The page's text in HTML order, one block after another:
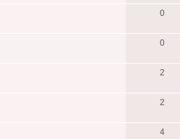
0
0
2
2
4